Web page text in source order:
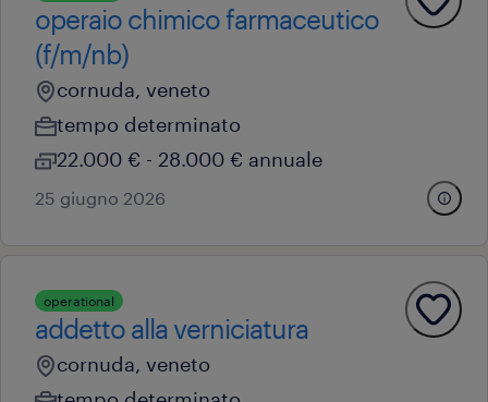
operaio chimico farmaceutico
(f/m/nb)
cornuda, veneto
tempo determinato
22.000 € - 28.000 € annuale
25 giugno 2026
operational
addetto alla verniciatura
cornuda, veneto